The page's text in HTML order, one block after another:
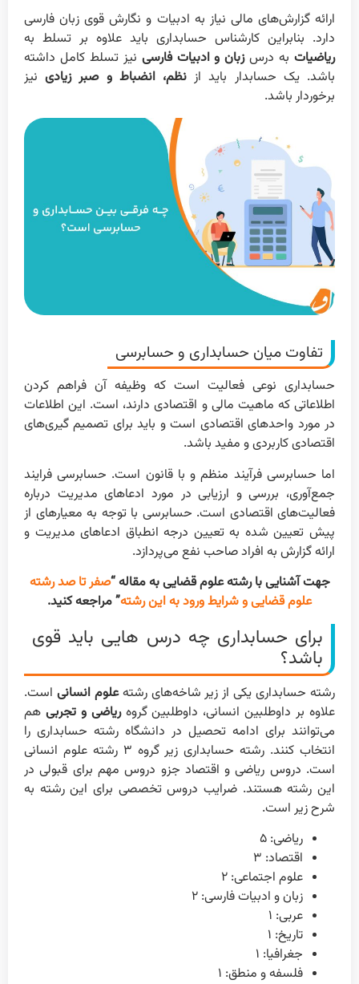
ارائه گزارش‌های مالی نیاز به ادبیات و نگارش قوی زبان فارسی
دارد. بنابراین کارشناس حسابداری باید علاوه بر تسلط به
ریاضیاتبه درسزبان و ادبیات فارسی نیز تسلط کامل داشته
باشد. یک حسابدار باید ازنظم، انضباط و صبر زیادینیز
برخوردار باشد.
تفاوت میان حسابداری و حسابرسی
حسابداری نوعی فعالیت است که وظیفه آن فراهم کردن
اطلاعاتی که ماهیت مالی و اقتصادی دارند، است. این اطلاعات
در مورد واحدهای اقتصادی است و باید برای تصمیم گیری‌های
اقتصادی کاربردی و مفید باشد.
اما حسابرسی فرآیند منظم و با قانون است. حسابرسی فرایند
جمع‌‌آوری، بررسی و ارزیابی در مورد ادعاهای مدیریت درباره
فعالیت‌‌های اقتصادی است. حسابرسی با توجه به معیارهای از
پیش تعیین شده به تعیین درجه انطباق ادعاهای مدیریت و
ارائه گزارش به افراد صاحب نفع می‌پردازد.
جهت آشنایی با رشته علوم قضایی به مقاله “صفر تا صد رشته
علوم قضایی و شرایط ورود به این رشته” مراجعه کنید.
برای حسابداری چه درس هایی باید قوی
باشد؟
رشته حسابداری یکی از زیر شاخه‌های رشتهعلوم انسانی است.
علاوه بر داوطلبین انسانی، داوطلبین گروهریاضی و تجربی هم
می‌توانند برای ادامه تحصیل در دانشگاه رشته حسابداری را
انتخاب کنند. رشته حسابداری زیر گروه ۳ رشته علوم انسانی
است. دروس ریاضی و اقتصاد جزو دروس مهم برای قبولی در
این رشته هستند. ضرایب دروس تخصصی برای این رشته به
شرح زیر است.
ریاضی: ۵
اقتصاد: ۳
علوم اجتماعی: ۲
زبان و ادبیات فارسی: ۲
عربی: ۱
تاریخ: ۱
جغرافیا: ۱
فلسفه و منطق: ۱